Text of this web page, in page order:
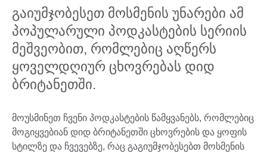
გაიუმჯობესეთ მოსმენის უნარები ამ
პოპულარული პოდკასტების სერიის
მეშვეობით, რომლებიც აღწერს
ყოველდღიურ ცხოვრებას დიდ
ბრიტანეთში.
მოუსმინეთ ჩვენი პოდკასტების წამყვანებს, რომლებიც
მოგიყვებიან დიდ ბრიტანეთში ცხოვრების და ყოფის
სტილზე და ჩვევებზე, რაც გაგიუმჯობესებთ მოსმენის